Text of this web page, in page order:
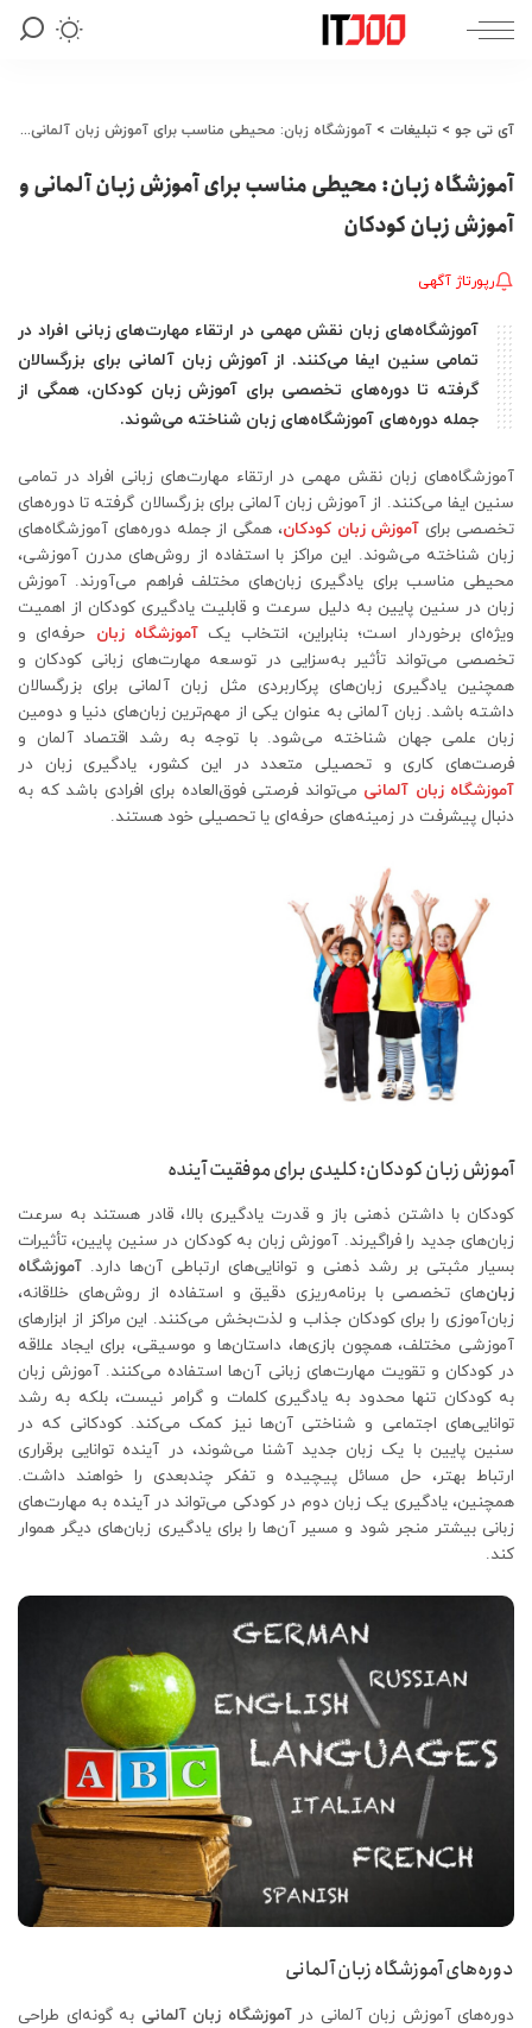
آی تی جو > تبلیغات > آموزشگاه زبان: محیطی مناسب برای آموزش زبان آلمانی و آموزش زبان کودکان
آموزشگاه زبان: محیطی مناسب برای آموزش زبان آلمانی و
آموزش زبان کودکان
رپورتاژ آگهی
آموزشگاه‌های زبان نقش مهمی در ارتقاء مهارت‌های زبانی افراد در
تمامی سنین ایفا می‌کنند. از آموزش زبان آلمانی برای بزرگسالان
گرفته تا دوره‌های تخصصی برای آموزش زبان کودکان، همگی از
جمله دوره‌های آموزشگاه‌های زبان شناخته می‌شوند.
آموزشگاه‌های زبان نقش مهمی در ارتقاء مهارت‌های زبانی افراد در تمامی
سنین ایفا می‌کنند. از آموزش زبان آلمانی برای بزرگسالان گرفته تا دوره‌های
تخصصی برای آموزش زبان کودکان، همگی از جمله دوره‌های آموزشگاه‌های
زبان شناخته می‌شوند. این مراکز با استفاده از روش‌های مدرن آموزشی،
محیطی مناسب برای یادگیری زبان‌های مختلف فراهم می‌آورند. آموزش
زبان در سنین پایین به دلیل سرعت و قابلیت یادگیری کودکان از اهمیت
ویژه‌ای برخوردار است؛ بنابراین، انتخاب یک آموزشگاه زبان حرفه‌ای و
تخصصی می‌تواند تأثیر به‌سزایی در توسعه مهارت‌های زبانی کودکان و
همچنین یادگیری زبان‌های پرکاربردی مثل زبان آلمانی برای بزرگسالان
داشته باشد. زبان آلمانی به عنوان یکی از مهم‌ترین زبان‌های دنیا و دومین
زبان علمی جهان شناخته می‌شود. با توجه به رشد اقتصاد آلمان و
فرصت‌های کاری و تحصیلی متعدد در این کشور، یادگیری زبان در
آموزشگاه زبان آلمانی می‌تواند فرصتی فوق‌العاده برای افرادی باشد که به
دنبال پیشرفت در زمینه‌های حرفه‌ای یا تحصیلی خود هستند.
آموزش زبان کودکان: کلیدی برای موفقیت آینده
کودکان با داشتن ذهنی باز و قدرت یادگیری بالا، قادر هستند به سرعت
زبان‌های جدید را فراگیرند. آموزش زبان به کودکان در سنین پایین، تأثیرات
بسیار مثبتی بر رشد ذهنی و توانایی‌های ارتباطی آن‌ها دارد. آموزشگاه
زبان‌های تخصصی با برنامه‌ریزی دقیق و استفاده از روش‌های خلاقانه،
زبان‌آموزی را برای کودکان جذاب و لذت‌بخش می‌کنند. این مراکز از ابزارهای
آموزشی مختلف، همچون بازی‌ها، داستان‌ها و موسیقی، برای ایجاد علاقه
در کودکان و تقویت مهارت‌های زبانی آن‌ها استفاده می‌کنند. آموزش زبان
به کودکان تنها محدود به یادگیری کلمات و گرامر نیست، بلکه به رشد
توانایی‌های اجتماعی و شناختی آن‌ها نیز کمک می‌کند. کودکانی که در
سنین پایین با یک زبان جدید آشنا می‌شوند، در آینده توانایی برقراری
ارتباط بهتر، حل مسائل پیچیده و تفکر چندبعدی را خواهند داشت.
همچنین، یادگیری یک زبان دوم در کودکی می‌تواند در آینده به مهارت‌های
زبانی بیشتر منجر شود و مسیر آن‌ها را برای یادگیری زبان‌های دیگر هموار
کند.
دوره‌های آموزشگاه زبان آلمانی
دوره‌های آموزش زبان آلمانی درآموزشگاه‌ زبان آلمانی به گونه‌ای طراحی